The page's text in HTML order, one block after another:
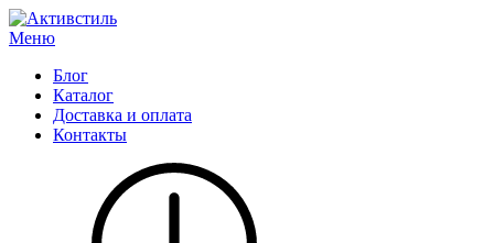
Меню
Блог
Каталог
Доставка и оплата
Контакты